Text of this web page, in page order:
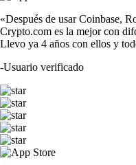
«Después de usar Coinbase,
Crypto.com es la mejor con
Llevo ya 4 años con ellos y
-Usuario verificado